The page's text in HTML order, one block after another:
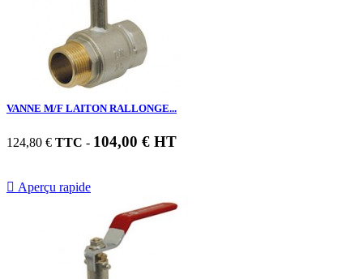
VANNE M/F LAITON RALLONGE...
124,80 € TTC - 104,00 € HT
 Aperçu rapide